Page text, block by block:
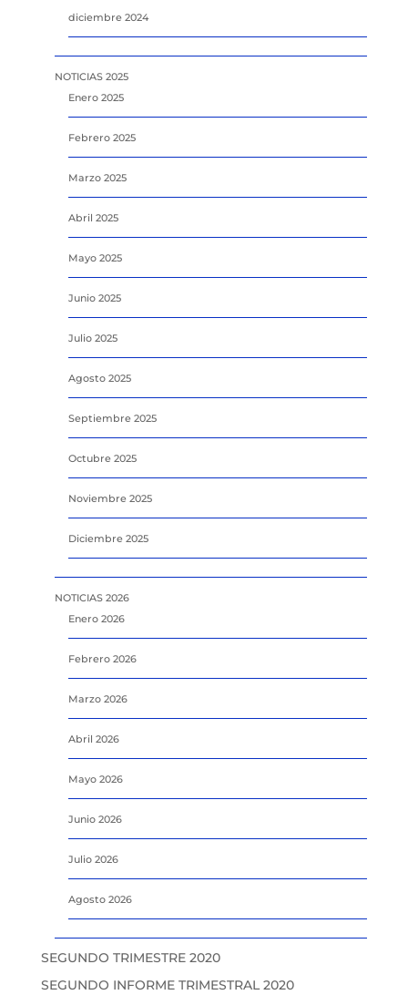
diciembre 2024
NOTICIAS 2025
Enero 2025
Febrero 2025
Marzo 2025
Abril 2025
Mayo 2025
Junio 2025
Julio 2025
Agosto 2025
Septiembre 2025
Octubre 2025
Noviembre 2025
Diciembre 2025
NOTICIAS 2026
Enero 2026
Febrero 2026
Marzo 2026
Abril 2026
Mayo 2026
Junio 2026
Julio 2026
Agosto 2026
SEGUNDO TRIMESTRE 2020
SEGUNDO INFORME TRIMESTRAL 2020